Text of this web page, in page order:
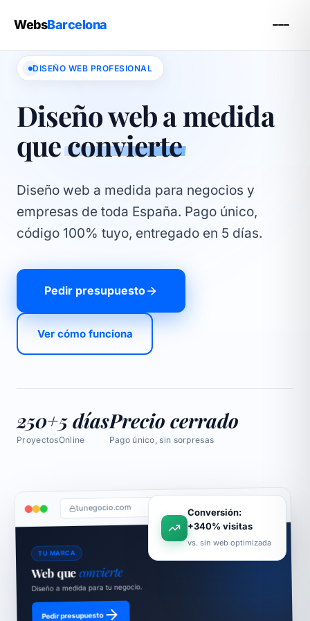
WebsBarcelona
DISEÑO WEB PROFESIONAL
Diseño web a medida
queconvierte
Diseño web a medida para negocios y
empresas de toda España. Pago único,
código 100% tuyo, entregado en 5 días.
Pedir presupuesto
Ver cómo funciona
250+
Proyectos
5 días
Online
Precio cerrado
Pago único, sin sorpresas
tunegocio.com
TU MARCA
Web que convierte
Diseño a medida para tu negocio.
Pedir presupuesto
Conversión:
+340% visitas